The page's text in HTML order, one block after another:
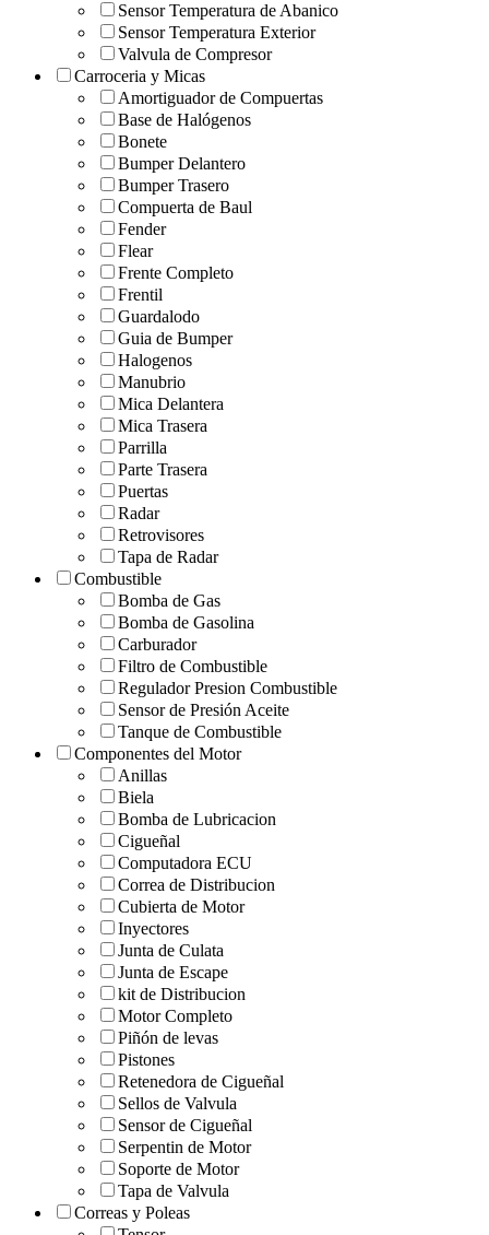
Sensor Temperatura de Abanico
Sensor Temperatura Exterior
Valvula de Compresor
Carroceria y Micas
Amortiguador de Compuertas
Base de Halógenos
Bonete
Bumper Delantero
Bumper Trasero
Compuerta de Baul
Fender
Flear
Frente Completo
Frentil
Guardalodo
Guia de Bumper
Halogenos
Manubrio
Mica Delantera
Mica Trasera
Parrilla
Parte Trasera
Puertas
Radar
Retrovisores
Tapa de Radar
Combustible
Bomba de Gas
Bomba de Gasolina
Carburador
Filtro de Combustible
Regulador Presion Combustible
Sensor de Presión Aceite
Tanque de Combustible
Componentes del Motor
Anillas
Biela
Bomba de Lubricacion
Cigueñal
Computadora ECU
Correa de Distribucion
Cubierta de Motor
Inyectores
Junta de Culata
Junta de Escape
kit de Distribucion
Motor Completo
Piñón de levas
Pistones
Retenedora de Cigueñal
Sellos de Valvula
Sensor de Cigueñal
Serpentin de Motor
Soporte de Motor
Tapa de Valvula
Correas y Poleas